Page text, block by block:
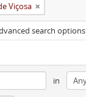
Viçosa
search options
in